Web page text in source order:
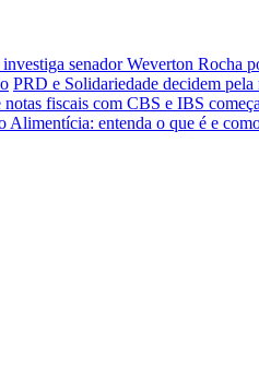
senador Weverton Rocha
PRD e Solidariedade decidem
notas fiscais com CBS e IBS
Alimentícia: entenda o que é e